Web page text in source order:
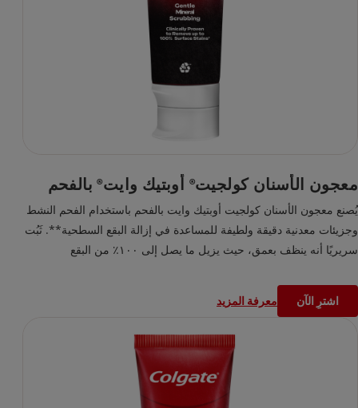
معجون الأسنان كولجيت® أوبتيك وايت®بالفحم
يُصنع معجون الأسنان كولجيت أوبتيك وايت بالفحم باستخدام الفحم النشط
وجزيئات معدنية دقيقة ولطيفة للمساعدة في إزالة البقع السطحية**. ثَبُت
سريريًا أنه ينظف بعمق، حيث يزيل ما يصل إلى ١٠٠٪ من البقع
الأسنان ومثالي للاستخدام اليومي، كما أن هذا المعجون يمنحك ابتسامة
أكثر بياضًا وانتعاشًا مع كل مرة تنظف فيها أسنانك.
**يُستخدم وفق التعليمات لإزالة البقع السطحية فقط.
اشترِ الآن معرفة المزيد